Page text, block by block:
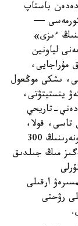
سۇيەنسەك، 26-شىلدەدەن باستاپ
كورمەسى —
ءىزى»
لياونين
مۇراجايى،
ىشكى موڭعول
ينستيتۋتى،
جانە ت. ب. ەل بويىنشا 38 مادەني-تاريحي
قولا،
تاس مۇسىندەر كەسكىندەمەسى جانە ءمۇسىن ونەرىنىڭ 300
مىڭ جىلدىق
ارقىلى
رۋحتى